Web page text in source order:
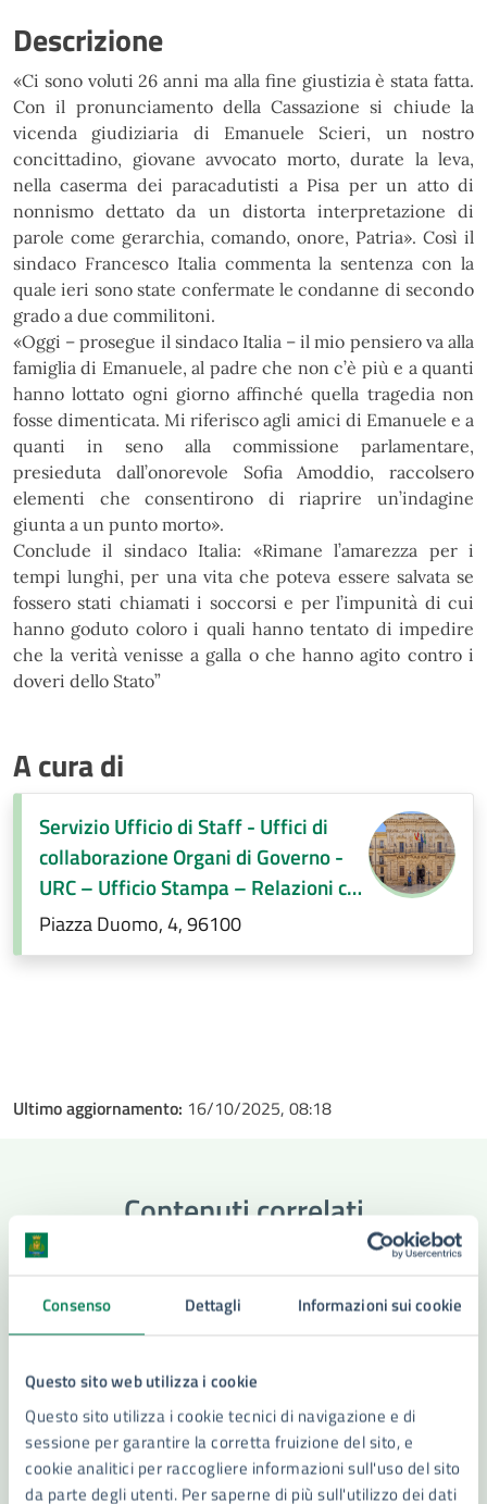
Consenso Dettagli Informazioni sui cookie
Questo sito web utilizza i cookie
Questo sito utilizza i cookie tecnici di navigazione e di
sessione per garantire la corretta fruizione del sito, e
cookie analitici per raccogliere informazioni sull'uso del sito
da parte degli utenti. Per saperne di più sull'utilizzo dei dati
Descrizione
«Ci sono voluti 26 anni ma alla fine giustizia è stata fatta.
Con il pronunciamento della Cassazione si chiude la
vicenda giudiziaria di Emanuele Scieri, un nostro
concittadino, giovane avvocato morto, durate la leva,
nella caserma dei paracadutisti a Pisa per un atto di
nonnismo dettato da un distorta interpretazione di
parole come gerarchia, comando, onore, Patria». Così il
sindaco Francesco Italia commenta la sentenza con la
quale ieri sono state confermate le condanne di secondo
grado a due commilitoni.
«Oggi – prosegue il sindaco Italia – il mio pensiero va alla
famiglia di Emanuele, al padre che non c’è piùe a quanti
hanno lottato ogni giorno affinché quella tragedia non
fosse dimenticata. Mi riferisco agli amici di Emanuele e a
quanti in seno alla commissione parlamentare,
presieduta dall’onorevole Sofia Amoddio, raccolsero
elementi che consentirono di riaprire un’indagine
giunta a un punto morto».
Conclude il sindaco Italia: «Rimane l’amarezza per i
tempi lunghi, per una vita che poteva essere salvata se
fossero stati chiamati i soccorsi e per l’impunità di cui
hanno goduto coloro i quali hanno tentato di impedire
che la verità venisse a galla o che hanno agito contro i
doveri dello Stato”
A cura di
Servizio Ufficio di Staff - Uffici di
collaborazione Organi di Governo -
URC – Ufficio Stampa – Relazioni con
la città
Piazza Duomo, 4, 96100
Ultimo aggiornamento: 16/10/2025, 08:18
Contenuti correlati
Amministrazione
Commissione Sanitaria per la strumentazione
adatta al funzionamento ospedaliero
Settore Sistemi Informativi e Transizione Digitale
- Statistica
Capo di Gabinetto